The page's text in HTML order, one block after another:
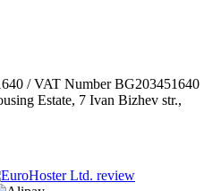
/ VAT Number BG203451640
Estate, 7 Ivan Bizhev str.,